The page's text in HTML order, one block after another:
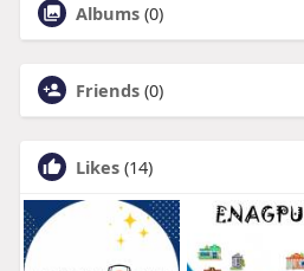
Albums (0)
Friends (0)
Likes (14)